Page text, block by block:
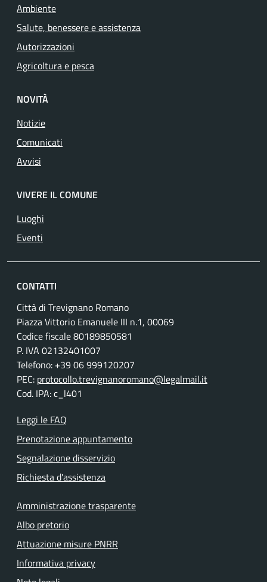
Ambiente
Salute, benessere e assistenza
Autorizzazioni
Agricoltura e pesca
NOVITÀ
Notizie
Comunicati
Avvisi
VIVERE IL COMUNE
Luoghi
Eventi
CONTATTI
Città di Trevignano Romano
Piazza Vittorio Emanuele III n.1, 00069
Codice fiscale 80189850581
P. IVA 02132401007
Telefono: +39 06 999120207
PEC: protocollo.trevignanoromano@legalmail.it
Cod. IPA: c_l401
Leggi le FAQ
Prenotazione appuntamento
Segnalazione disservizio
Richiesta d'assistenza
Amministrazione trasparente
Albo pretorio
Attuazione misure PNRR
Informativa privacy